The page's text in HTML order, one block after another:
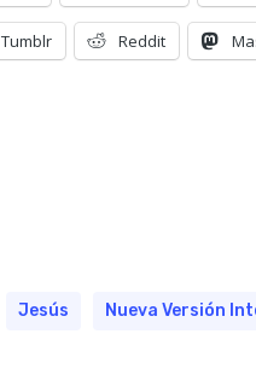
Tumblr Reddit
Jesús Nueva Versión